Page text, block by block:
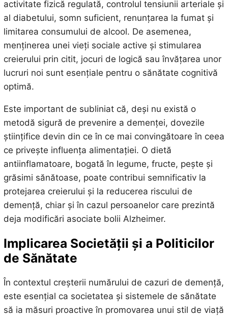
activitate fizică regulată, controlul tensiunii arteriale și
al diabetului, somn suficient, renunțarea la fumat și
limitarea consumului de alcool. De asemenea,
menținerea unei vieți sociale active și stimularea
creierului prin citit, jocuri de logică sau învățarea unor
lucruri noi sunt esențiale pentru o sănătate cognitivă
optimă.
Este important de subliniat că, deși nu există o
metodă sigură de prevenire a demenței, dovezile
științifice devin din ce în ce mai convingătoare în ceea
ce privește influența alimentației. O dietă
antiinflamatoare, bogată în legume, fructe, pește și
grăsimi sănătoase, poate contribui semnificativ la
protejarea creierului și la reducerea riscului de
demență, chiar și în cazul persoanelor care prezintă
deja modificări asociate bolii Alzheimer.
Implicarea Societății și a Politicilor
de Sănătate
În contextul creșterii numărului de cazuri de demență,
este esențial ca societatea și sistemele de sănătate
să ia măsuri proactive în promovarea unui stil de viață